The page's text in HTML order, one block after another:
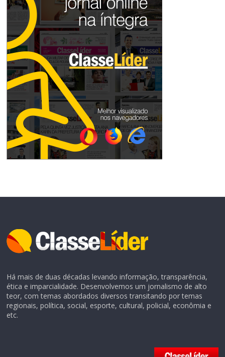
Há mais de duas décadas levando informação, transparência,
ética e imparcialidade. Desenvolvemos um jornalismo de alto
teor, com temas abordados diversos transitando por temas
regionais, política, social, esporte, cultural, policial, econômia e
etc.